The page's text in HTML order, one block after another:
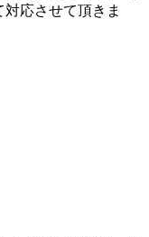
応させて頂きま